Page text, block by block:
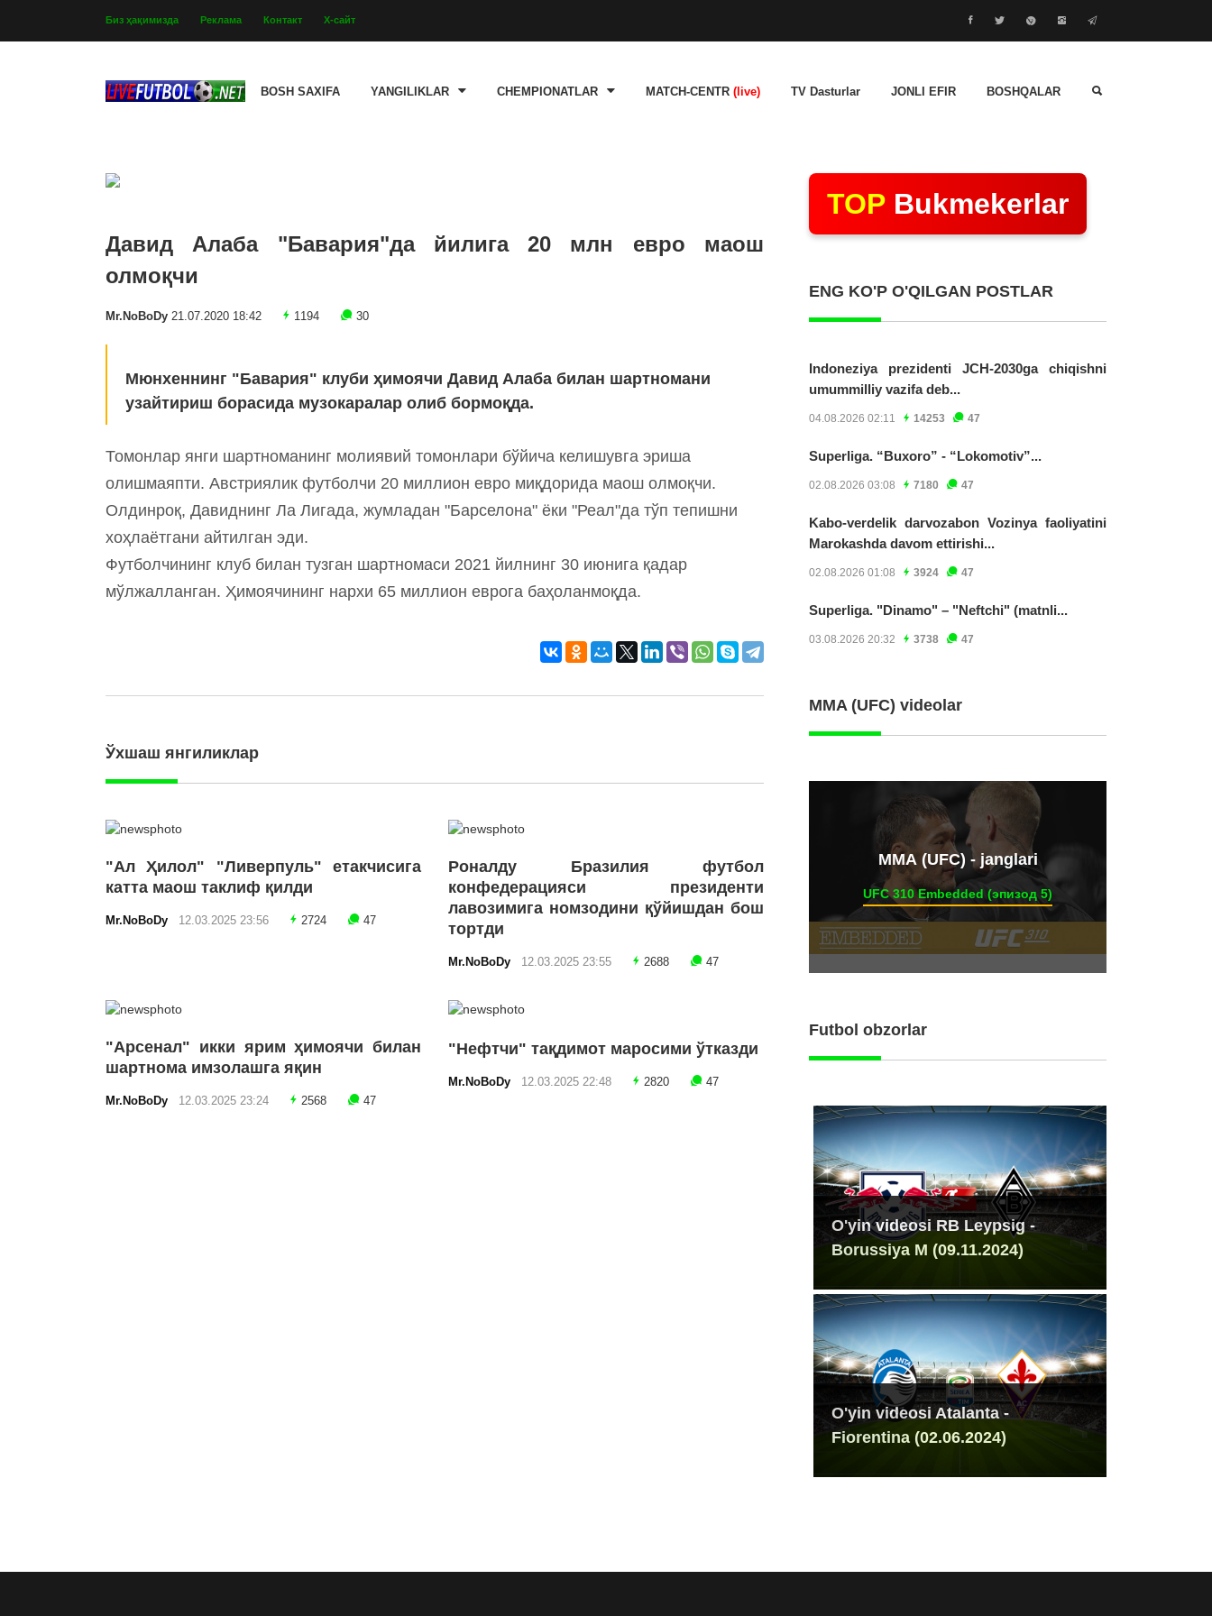
Биз ҳақимизда Реклама Контакт Х-сайт
BOSH SAXIFA YANGILIKLAR CHEMPIONATLAR MATCH-CENTR (live) TV Dasturlar JONLI EFIR BOSHQALAR
Давид Алаба "Бавария"да йилига 20 млн евро маош
олмоқчи
Mr.NoBoDy 21.07.2020 18:42 1194 30
Мюнхеннинг "Бавария" клуби ҳимоячи Давид Алаба билан шартномани
узайтириш борасида музокаралар олиб бормоқда.
Томонлар янги шартноманинг молиявий томонлари бўйича келишувга эриша
олишмаяпти. Австриялик футболчи 20 миллион евро миқдорида маош олмоқчи.
Олдинроқ, Давиднинг Ла Лигада, жумладан "Барселона" ёки "Реал"да тўп тепишни
хоҳлаётгани айтилган эди.
Футболчининг клуб билан тузган шартномаси 2021 йилнинг 30 июнига қадар
мўлжалланган. Ҳимоячининг нархи 65 миллион еврога баҳоланмоқда.
Ўхшаш янгиликлар
"Ал Ҳилол" "Ливерпуль" етакчисига
катта маош таклиф қилди
Mr.NoBoDy 12.03.2025 23:56 2724 47
Роналду Бразилия футбол
конфедерацияси президенти
лавозимига номзодини қўйишдан бош
тортди
Mr.NoBoDy 12.03.2025 23:55 2688 47
"Арсенал" икки ярим ҳимоячи билан
шартнома имзолашга яқин
Mr.NoBoDy 12.03.2025 23:24 2568 47
"Нефтчи" тақдимот маросими ўтказди
Mr.NoBoDy 12.03.2025 22:48 2820 47
TOP Bukmekerlar
ENG KO'P O'QILGAN POSTLAR
Indoneziya prezidenti JCH-2030ga chiqishni
umummilliy vazifa deb...
04.08.2026 02:11 14253 47
Superliga. “Buxoro” - “Lokomotiv”...
02.08.2026 03:08 7180 47
Kabo-verdelik darvozabon Vozinya faoliyatini
Marokashda davom ettirishi...
02.08.2026 01:08 3924 47
Superliga. "Dinamo" – "Neftchi" (matnli...
03.08.2026 20:32 3738 47
MMA (UFC) videolar
ММА (UFC) - janglari
UFC 310 Embedded (эпизод 5)
Futbol obzorlar
O'yin videosi RB Leypsig -
Borussiya M (09.11.2024)
O'yin videosi Atalanta -
Fiorentina (02.06.2024)